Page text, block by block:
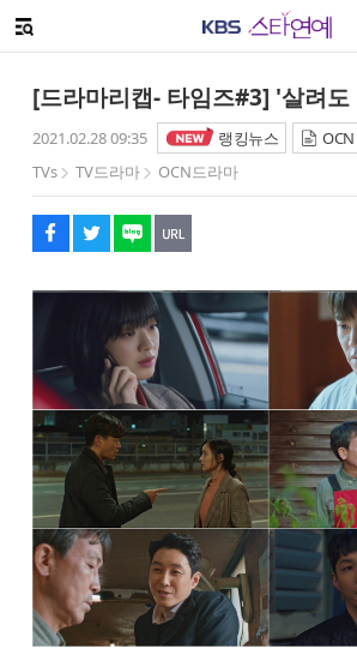
메뉴 열기
[드라마리캡- 타임즈#3] '살려도
2021.02.28 09:35 랭킹뉴스
OCN
TVs
TV드라마 OCN드라마
페이스북
트위터
네이버
URL복사
글씨 작게보기
글씨 크게보기
해시태그